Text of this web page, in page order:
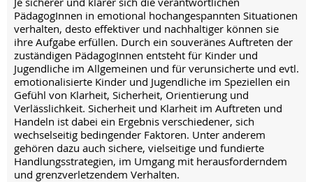
PädagogInnen in emotional hochangespannten Situationen
verhalten, desto effektiver und nachhaltiger können sie
ihre Aufgabe erfüllen. Durch ein souveränes Auftreten der
zuständigen PädagogInnen entsteht für Kinder und
Jugendliche im Allgemeinen und für verunsicherte und evtl.
emotionalisierte Kinder und Jugendliche im Speziellen ein
Gefühl von Klarheit, Sicherheit, Orientierung und
Verlässlichkeit. Sicherheit und Klarheit im Auftreten und
Handeln ist dabei ein Ergebnis verschiedener, sich
wechselseitig bedingender Faktoren. Unter anderem
gehören dazu auch sichere, vielseitige und fundierte
Handlungsstrategien, im Umgang mit herausforderndem
und grenzverletzendem Verhalten.